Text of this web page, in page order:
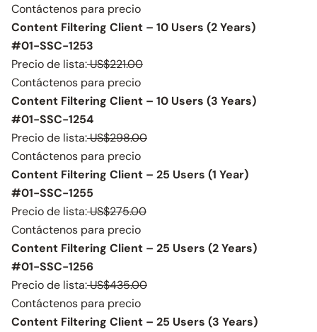
Contáctenos para precio
Content Filtering Client – 10 Users (2 Years)
#01-SSC-1253
Precio de lista:US$221.00
Contáctenos para precio
Content Filtering Client – 10 Users (3 Years)
#01-SSC-1254
Precio de lista:US$298.00
Contáctenos para precio
Content Filtering Client – 25 Users (1 Year)
#01-SSC-1255
Precio de lista:US$275.00
Contáctenos para precio
Content Filtering Client – 25 Users (2 Years)
#01-SSC-1256
Precio de lista:US$435.00
Contáctenos para precio
Content Filtering Client – 25 Users (3 Years)